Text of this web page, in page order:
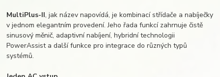
MultiPlus-II, jak název napovídá, je kombinací střídače a nabíječky
v jednom elegantním provedení. Jeho řada funkcí zahrnuje čistě
sinusový měnič, adaptivní nabíjení, hybridní technologii
PowerAssist a další funkce pro integrace do různých typů
systémů.